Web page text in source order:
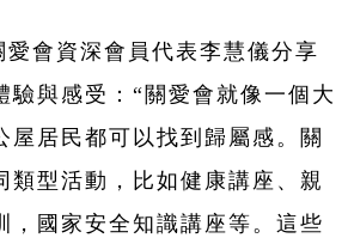
愛會資深會員代表李慧儀分享
驗與感受：“關愛會就像一個大
屋居民都可以找到歸屬感。關
類型活動，比如健康講座、親
，國家安全知識講座等。這些